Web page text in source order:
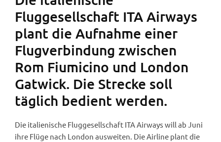
Fluggesellschaft ITA Airways
plant die Aufnahme einer
Flugverbindung zwischen
Rom Fiumicino und London
Gatwick. Die Strecke soll
täglich bedient werden.
Die italienische Fluggesellschaft ITA Airways will ab Juni
ihre Flüge nach London ausweiten. Die Airline plant die